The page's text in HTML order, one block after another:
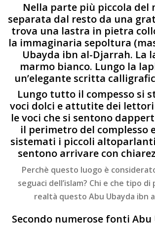
Nella parte più piccola del
separata dal resto da una
trova una lastra in pietra
la immaginaria sepoltura
Ubayda ibn al-Djarrah. La
marmo bianco. Lungo la
un’elegante scritta
Lungo tutto il compesso si
voci dolci e attutite dei lettori
le voci che si sentono
il perimetro del complesso
sistemati i piccoli
sentono arrivare con
Perchè questo luogo è
seguaci dell’islam? Chi e che tipo
realtà questo Abu Ubayda ibn
Secondo numerose fonti